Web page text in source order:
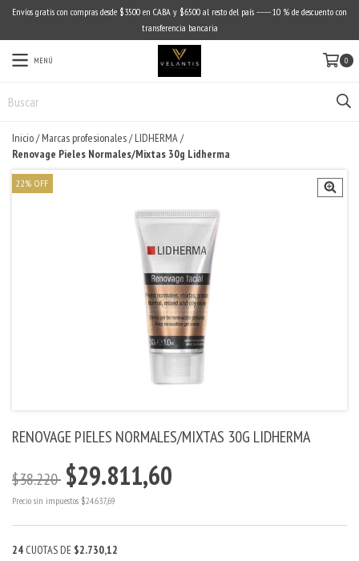
Envíos gratis con compras desde $3500 en CABA y $6500 al resto del país ------ 10 % de descuento con
transferencia bancaria
MENÚ 0
Inicio/ Marcas profesionales/ LIDHERMA/
Renovage Pieles Normales/Mixtas 30g Lidherma
22% OFF
RENOVAGE PIELES NORMALES/MIXTAS 30G LIDHERMA
$38.220 $29.811,60
Precio sin impuestos $24.637,69
24 CUOTAS DE $2.730,12